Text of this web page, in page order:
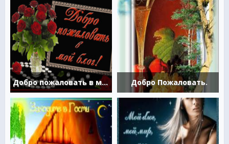
Добро пожаловать в мой блог Добро Пожаловать.